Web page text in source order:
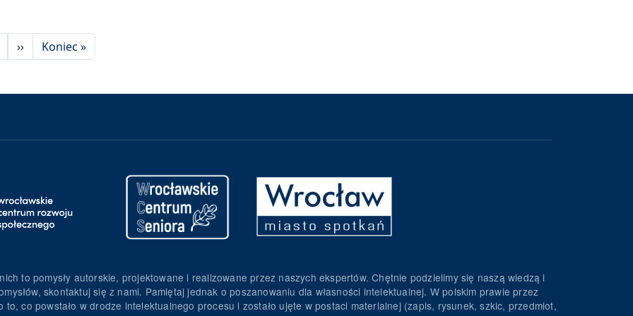
››Następna strona
Koniec »Ostatnia strona
to pomysły autorskie, projektowane i realizowane przez naszych ekspertów. Chętnie podzielimy się naszą wiedzą i
skontaktuj się z nami. Pamiętaj jednak o poszanowaniu dla własności intelektualnej. W polskim prawie przez
co powstało w drodze intelektualnego procesu i zostało ujęte w postaci materialnej (zapis, rysunek, szkic, przedmiot,